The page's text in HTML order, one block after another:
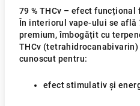
79 % THCv – efect funcțional
În interiorul vape-ului se află
premium, îmbogățit cu
THCv (tetrahidrocanabivarin)
cunoscut pentru:
efect stimulativ și